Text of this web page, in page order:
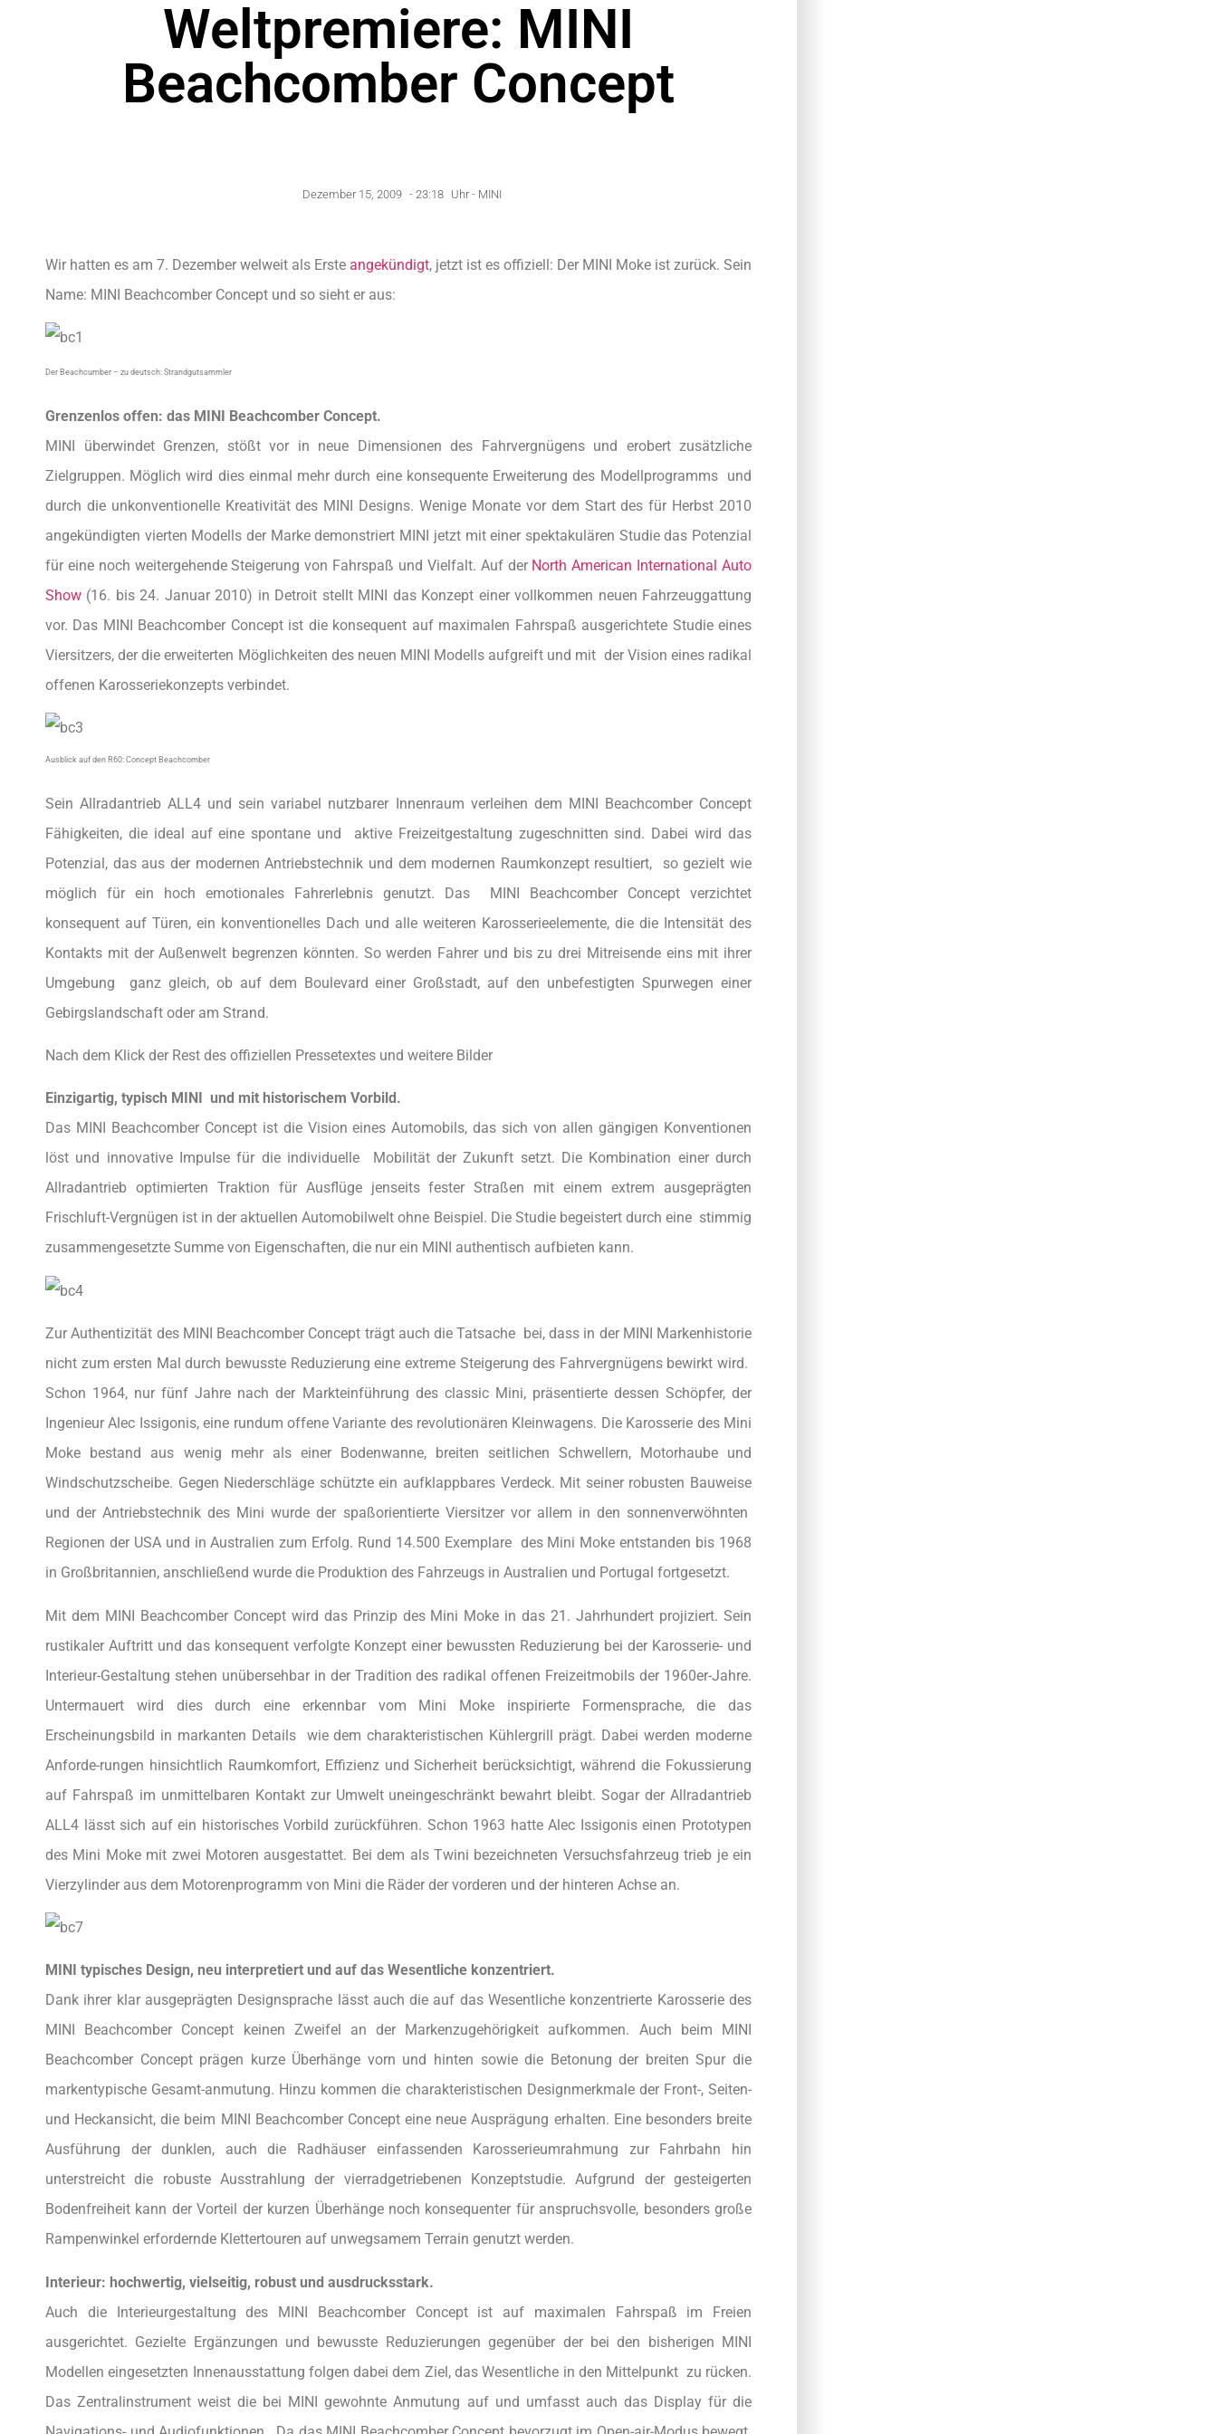
Weltpremiere: MINI
Beachcomber Concept
Dezember 15, 2009 - 23:18 Uhr - MINI
Wir hatten es am 7. Dezember welweit als Erste angekündigt, jetzt ist es offiziell: Der MINI Moke ist zurück. Sein
Name: MINI Beachcomber Concept und so sieht er aus:
Der Beachcumber – zu deutsch: Strandgutsammler
Grenzenlos offen: das MINI Beachcomber Concept.
MINI überwindet Grenzen, stößt vor in neue Dimensionen des Fahrvergnügens und erobert zusätzliche
Zielgruppen. Möglich wird dies einmal mehr durch eine konsequente Erweiterung des Modellprogramms  und
durch die unkonventionelle Kreativität des MINI Designs. Wenige Monate vor dem Start des für Herbst 2010
angekündigten vierten Modells der Marke demonstriert MINI jetzt mit einer spektakulären Studie das Potenzial
für eine noch weitergehende Steigerung von Fahrspaß und Vielfalt. Auf der North American International Auto
Show (16. bis 24. Januar 2010) in Detroit stellt MINI das Konzept einer vollkommen neuen Fahrzeuggattung
vor. Das MINI Beachcomber Concept ist die konsequent auf maximalen Fahrspaß ausgerichtete Studie eines
Viersitzers, der die erweiterten Möglichkeiten des neuen MINI Modells aufgreift und mit der Vision eines radikal
offenen Karosseriekonzepts verbindet.
Ausblick auf den R60: Concept Beachcomber
Sein Allradantrieb ALL4 und sein variabel nutzbarer Innenraum verleihen dem MINI Beachcomber Concept
Fähigkeiten, die ideal auf eine spontane und aktive Freizeitgestaltung zugeschnitten sind. Dabei wird das
Potenzial, das aus der modernen Antriebstechnik und dem modernen Raumkonzept resultiert, so gezielt wie
möglich für ein hoch emotionales Fahrerlebnis genutzt. Das MINI Beachcomber Concept verzichtet
konsequent auf Türen, ein konventionelles Dach und alle weiteren Karosserieelemente, die die Intensität des
Kontakts mit der Außenwelt begrenzen könnten. So werden Fahrer und bis zu drei Mitreisende eins mit ihrer
Umgebung  ganz gleich, ob auf dem Boulevard einer Großstadt, auf den unbefestigten Spurwegen einer
Gebirgslandschaft oder am Strand.
Nach dem Klick der Rest des offiziellen Pressetextes und weitere Bilder
Einzigartig, typisch MINI  und mit historischem Vorbild.
Das MINI Beachcomber Concept ist die Vision eines Automobils, das sich von allen gängigen Konventionen
löst und innovative Impulse für die individuelle Mobilität der Zukunft setzt. Die Kombination einer durch
Allradantrieb optimierten Traktion für Ausflüge jenseits fester Straßen mit einem extrem ausgeprägten
Frischluft-Vergnügen ist in der aktuellen Automobilwelt ohne Beispiel. Die Studie begeistert durch eine stimmig
zusammengesetzte Summe von Eigenschaften, die nur ein MINI authentisch aufbieten kann.
Zur Authentizität des MINI Beachcomber Concept trägt auch die Tatsache bei, dass in der MINI Markenhistorie
nicht zum ersten Mal durch bewusste Reduzierung eine extreme Steigerung des Fahrvergnügens bewirkt wird.
Schon 1964, nur fünf Jahre nach der Markteinführung des classic Mini, präsentierte dessen Schöpfer, der
Ingenieur Alec Issigonis, eine rundum offene Variante des revolutionären Kleinwagens. Die Karosserie des Mini
Moke bestand aus wenig mehr als einer Bodenwanne, breiten seitlichen Schwellern, Motorhaube und
Windschutzscheibe. Gegen Niederschläge schützte ein aufklappbares Verdeck. Mit seiner robusten Bauweise
und der Antriebstechnik des Mini wurde der spaßorientierte Viersitzer vor allem in den sonnenverwöhnten
Regionen der USA und in Australien zum Erfolg. Rund 14.500 Exemplare des Mini Moke entstanden bis 1968
in Großbritannien, anschließend wurde die Produktion des Fahrzeugs in Australien und Portugal fortgesetzt.
Mit dem MINI Beachcomber Concept wird das Prinzip des Mini Moke in das 21. Jahrhundert projiziert. Sein
rustikaler Auftritt und das konsequent verfolgte Konzept einer bewussten Reduzierung bei der Karosserie- und
Interieur-Gestaltung stehen unübersehbar in der Tradition des radikal offenen Freizeitmobils der 1960er-Jahre.
Untermauert wird dies durch eine erkennbar vom Mini Moke inspirierte Formensprache, die das
Erscheinungsbild in markanten Details wie dem charakteristischen Kühlergrill prägt. Dabei werden moderne
Anforde-rungen hinsichtlich Raumkomfort, Effizienz und Sicherheit berücksichtigt, während die Fokussierung
auf Fahrspaß im unmittelbaren Kontakt zur Umwelt uneingeschränkt bewahrt bleibt. Sogar der Allradantrieb
ALL4 lässt sich auf ein historisches Vorbild zurückführen. Schon 1963 hatte Alec Issigonis einen Prototypen
des Mini Moke mit zwei Motoren ausgestattet. Bei dem als Twini bezeichneten Versuchsfahrzeug trieb je ein
Vierzylinder aus dem Motorenprogramm von Mini die Räder der vorderen und der hinteren Achse an.
MINI typisches Design, neu interpretiert und auf das Wesentliche konzentriert.
Dank ihrer klar ausgeprägten Designsprache lässt auch die auf das Wesentliche konzentrierte Karosserie des
MINI Beachcomber Concept keinen Zweifel an der Markenzugehörigkeit aufkommen. Auch beim MINI
Beachcomber Concept prägen kurze Überhänge vorn und hinten sowie die Betonung der breiten Spur die
markentypische Gesamt-anmutung. Hinzu kommen die charakteristischen Designmerkmale der Front-, Seiten-
und Heckansicht, die beim MINI Beachcomber Concept eine neue Ausprägung erhalten. Eine besonders breite
Ausführung der dunklen, auch die Radhäuser einfassenden Karosserieumrahmung zur Fahrbahn hin
unterstreicht die robuste Ausstrahlung der vierradgetriebenen Konzeptstudie. Aufgrund der gesteigerten
Bodenfreiheit kann der Vorteil der kurzen Überhänge noch konsequenter für anspruchsvolle, besonders große
Rampenwinkel erfordernde Klettertouren auf unwegsamem Terrain genutzt werden.
Interieur: hochwertig, vielseitig, robust und ausdrucksstark.
Auch die Interieurgestaltung des MINI Beachcomber Concept ist auf maximalen Fahrspaß im Freien
ausgerichtet. Gezielte Ergänzungen und bewusste Reduzierungen gegenüber der bei den bisherigen MINI
Modellen eingesetzten Innenausstattung folgen dabei dem Ziel, das Wesentliche in den Mittelpunkt zu rücken.
Das Zentralinstrument weist die bei MINI gewohnte Anmutung auf und umfasst auch das Display für die